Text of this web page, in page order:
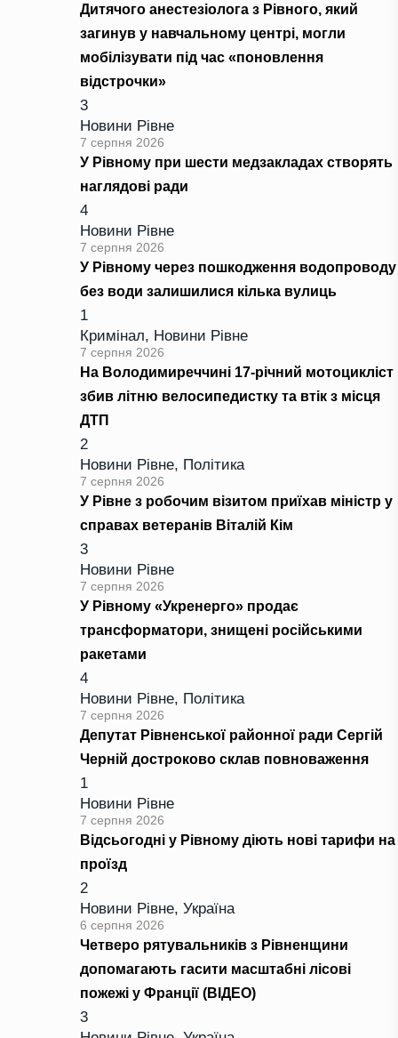
Дитячого анестезіолога з Рівного, який
загинув у навчальному центрі, могли
мобілізувати під час «поновлення
відстрочки»
3
Новини Рівне
7 серпня 2026
У Рівному при шести медзакладах створять
наглядові ради
4
Новини Рівне
7 серпня 2026
У Рівному через пошкодження водопроводу
без води залишилися кілька вулиць
1
Кримінал, Новини Рівне
7 серпня 2026
На Володимиреччині 17-річний мотоцикліст
збив літню велосипедистку та втік з місця
ДТП
2
Новини Рівне, Політика
7 серпня 2026
У Рівне з робочим візитом приїхав міністр у
справах ветеранів Віталій Кім
3
Новини Рівне
7 серпня 2026
У Рівному «Укренерго» продає
трансформатори, знищені російськими
ракетами
4
Новини Рівне, Політика
7 серпня 2026
Депутат Рівненської районної ради Сергій
Черній достроково склав повноваження
1
Новини Рівне
7 серпня 2026
Відсьогодні у Рівному діють нові тарифи на
проїзд
2
Новини Рівне, Україна
6 серпня 2026
Четверо рятувальників з Рівненщини
допомагають гасити масштабні лісові
пожежі у Франції (ВІДЕО)
3